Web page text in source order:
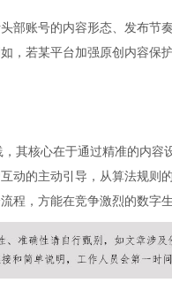
部账号的内容形态、发布节
，若某平台加强原创内容保
其核心在于通过精准的内
动的主动引导，从算法规则
程，方能在竞争激烈的数字